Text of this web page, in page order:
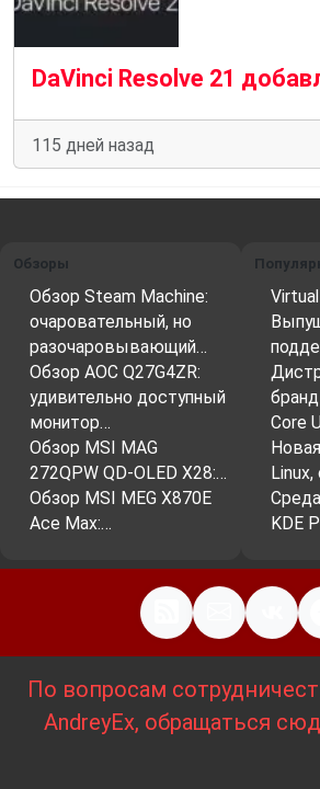
115 дней назад
Обзоры
Обзор Steam Machine:
очаровательный, но
разочаровывающий…
Обзор AOC Q27G4ZR:
удивительно доступный
монитор…
Обзор MSI MAG
272QPW QD-OLED X28:…
Обзор MSI MEG X870E
Ace Max:…
Core
KDE
По вопросам
AndreyEx, обращаться